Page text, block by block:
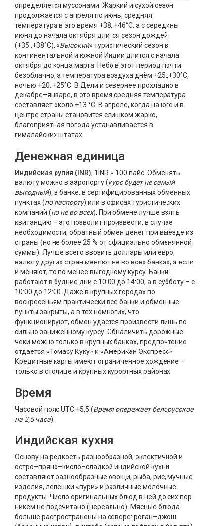
определяется муссонами. Жаркий и сухой сезон
продолжается с апреля по июнь, средняя
температура в это время +38..+46°C, а с середины
июня до начала октября длится сезон дождей
(+35..+38°С). «Высокий» туристический сезон в
континентальной и южной Индии длится с начала
октября до конца марта. Небо в этот период почти
безоблачно, а температура воздуха днём +25..+30°C,
ночью +20..+25°C. В Дели и севернее прохладно в
декабре–январе, в это время средняя температура
составляет около +13 °C. В апреле, когда на юге и в
центре страны становится слишком жарко,
благоприятная погода устанавливается в
гималайских штатах.
Денежная единица
Индийская рупия (INR), 1INR = 100 пайс. Обменять
валюту можно в аэропорту (курс будет не самый
выгодный), в банке, в сертифицированных обменных
пунктах (по паспорту) или в офисах туристических
компаний (но не во всех). При обмене лучше взять
квитанцию – это позволит произвести, в случае
необходимости, обратный обмен денег при выезде из
страны (но не более 25 % от официально обменянной
суммы). Лучше всего ввозить доллары или евро,
валюту других стран меняют не во всех банках, а если
и меняют, то по менее выгодному курсу. Банки
работают в будние дни с 10:00 до 14:00, а в субботу – с
10:00 до 12:00. Даже в крупных городах по
воскресеньям практически все банки и обменные
пункты закрыты, а в тех немногих, что
функционируют, обмен удастся произвести лишь по
сильно заниженному курсу. Обналичить дорожные
чеки можно только в крупных банках, предпочтение
отдаётся «Томасу Куку» и «Америкэн Экспресс».
Кредитные карты имеют ограниченное хождение –
только в столице и крупных курортных районах.
Время
Часовой пояс UTC +5,5 (Время опережает белорусское
на 2,5 часа).
Индийская кухня
Основу на редкость разнообразной, эклектичной и
остро–пряно–кисло–сладкой индийской кухни
составляют разнообразные овощи, рыба, рис, мучные
изделия, лепёшки «пури» и различные молочные
продукты. Число оригинальных блюд в ней до сих пор
никем не подсчитано (нереально). Мясные блюда
больше распространены на севере: роган–джош